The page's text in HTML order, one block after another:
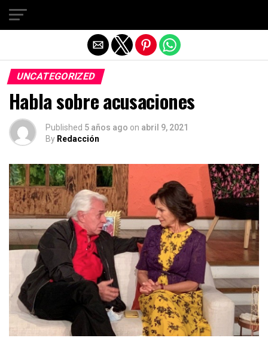
UNCATEGORIZED
Habla sobre acusaciones
Published 5 años ago on abril 9, 2021
By Redacción